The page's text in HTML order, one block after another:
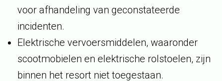
voor afhandeling van geconstateerde
incidenten.
Elektrische vervoersmiddelen, waaronder
scootmobielen en elektrische rolstoelen, zijn
binnen het resort niet toegestaan.